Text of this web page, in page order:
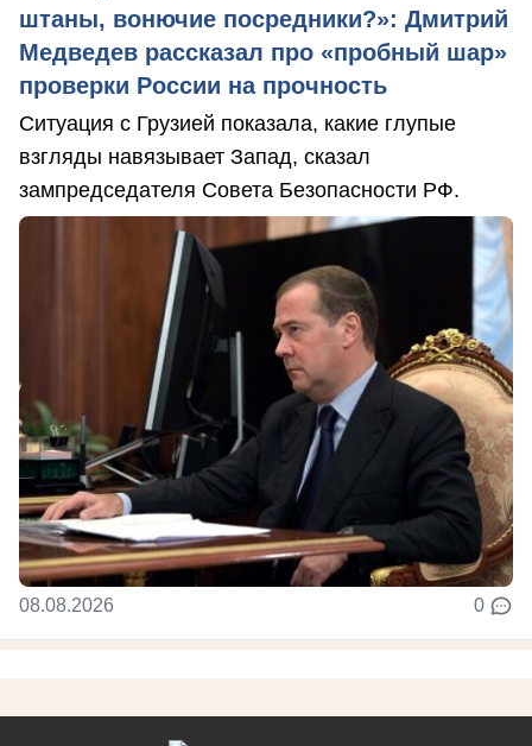
штаны, вонючие посредники?»: Дмитрий
Медведев рассказал про «пробный шар»
проверки России на прочность
Ситуация с Грузией показала, какие глупые
взгляды навязывает Запад, сказал
зампредседателя Совета Безопасности РФ.
08.08.2026 0